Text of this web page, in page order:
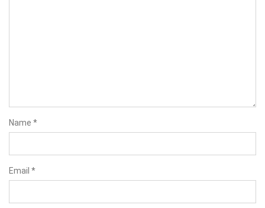
Name *
Email *